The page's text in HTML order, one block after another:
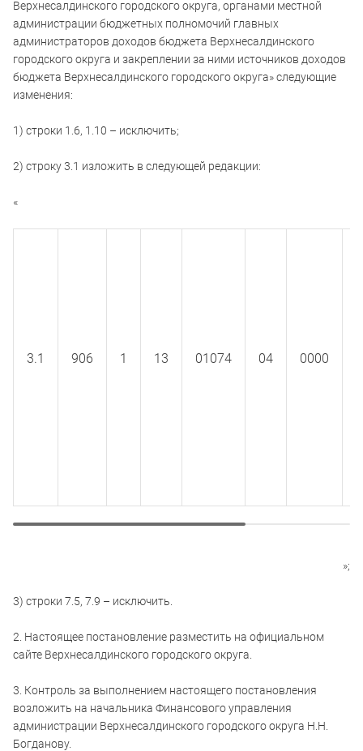
Верхнесалдинского городского округа, органами местной
администрации бюджетных полномочий главных
администраторов доходов бюджета Верхнесалдинского
городского округа и закреплении за ними источников доходов
бюджета Верхнесалдинского городского округа» следующие
изменения:
1) строки 1.6, 1.10 – исключить;
2) строку 3.1 изложить в следующей редакции:
«
3.1 906 1 13 01074 04 0000
»;
3) строки 7.5, 7.9 – исключить.
2. Настоящее постановление разместить на официальном
сайте Верхнесалдинского городского округа.
3. Контроль за выполнением настоящего постановления
возложить на начальника Финансового управления
администрации Верхнесалдинского городского округа Н.Н.
Богданову.